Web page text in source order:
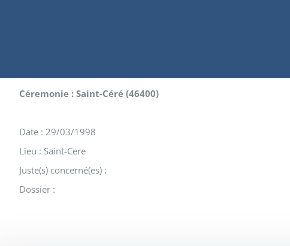
Céremonie : Saint-Céré (46400)
Date : 29/03/1998
Lieu : Saint-Cere
Juste(s) concerné(es) :
Dossier :